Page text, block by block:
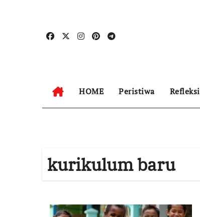
HOME Peristiwa Refleksi
kurikulum baru